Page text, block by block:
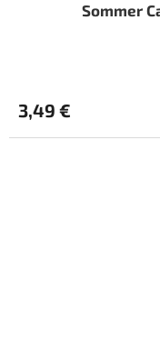
Sommer
3,49 €